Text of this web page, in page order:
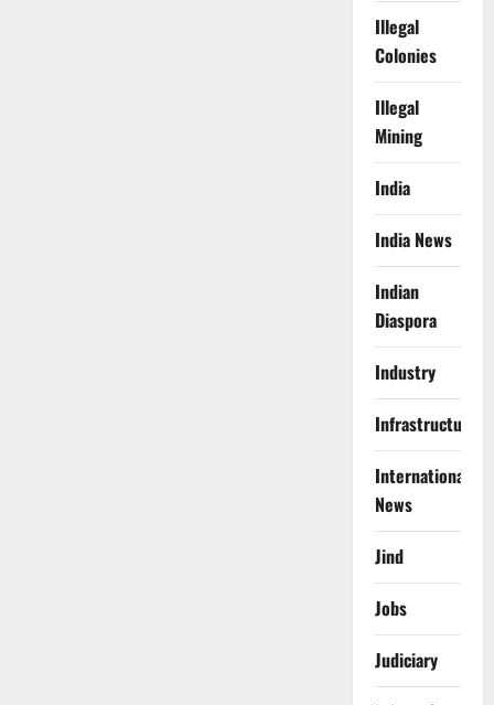
Illegal
Colonies
Illegal
Mining
India
India News
Indian
Diaspora
Industry
Infrastructure
International
News
Jind
Jobs
Judiciary